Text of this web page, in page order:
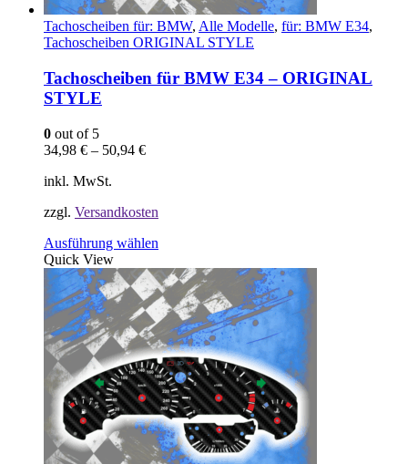
Tachoscheiben für: BMW, Alle Modelle, für: BMW E34,
Tachoscheiben ORIGINAL STYLE
Tachoscheiben für BMW E34 – ORIGINAL
STYLE
0 out of 5
34,98 € – 50,94 €
inkl. MwSt.
zzgl. Versandkosten
Ausführung wählen
weist
mehrere
Varianten
auf.
Die
Optionen
können
auf
der
Produktseite
gewählt
werden
Quick View